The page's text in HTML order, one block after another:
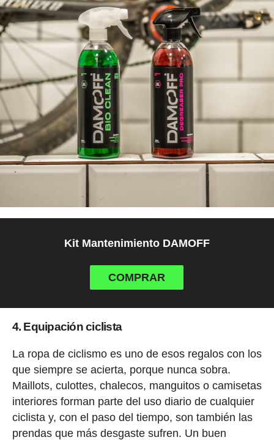
Kit Mantenimiento DAMOFF
COMPRAR
4. Equipación ciclista
La ropa de ciclismo es uno de esos regalos con los
que siempre se acierta, porque nunca sobra.
Maillots, culottes, chalecos, manguitos o camisetas
interiores forman parte del uso diario de cualquier
ciclista y, con el paso del tiempo, son también las
prendas que más desgaste sufren. Un buen